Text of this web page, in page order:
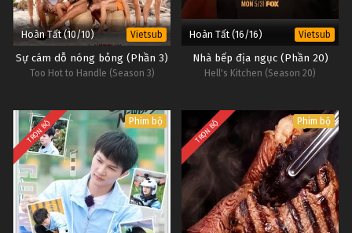
Hoàn Tất (10/10) Vietsub
Sự cám dỗ nóng bỏng (Phần 3)
Too Hot to Handle (Season 3)
Hoàn Tất (16/16) Vietsub
Nhà bếp địa ngục (Phần 20)
Hell's Kitchen (Season 20)
TRỌN BỘ Phim bộ TRỌN BỘ Phim bộ